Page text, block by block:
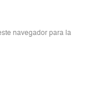
navegador para la